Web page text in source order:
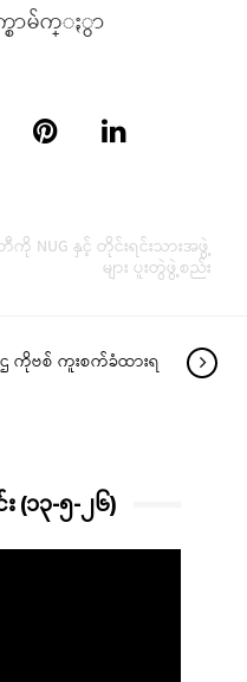
က္စာမ်က္ႏွာ
ကို NUG နှင့် တိုင်းရင်းသားအဖွဲ့
များ ပူးတွဲဖွဲ့စည်း
ကိုဗစ် ကူးစက်ခံထားရ
(၁၃-၅-၂၆)